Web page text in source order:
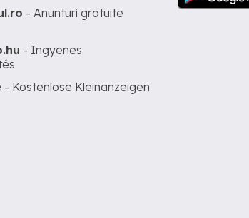
- Anunturi gratuite
- Ingyenes
- Kostenlose Kleinanzeigen